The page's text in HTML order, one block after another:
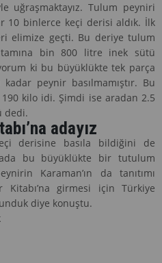
uğraşmaktayız. Tulum peyniri
10 binlerce keçi derisi aldık. İlk
elimize geçti. Bu deriye tulum
bin 800 litre inek sütü
ki bu büyüklükte tek parça
peynir basılmamıştır. Bu
190 kilo idi. Şimdi ise aradan 2.5
dedi.
adayız
derisine basıla bildiğini de
bu büyüklükte bir tutulum
Karaman’ın da tanıtımı
Kitabı’na girmesi için Türkiye
diye konuştu.